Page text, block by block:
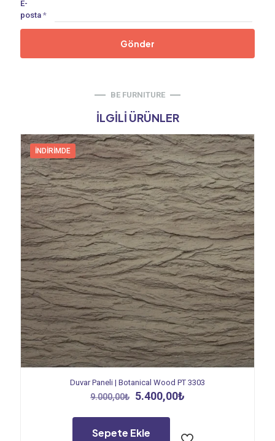
E-
posta *
BE FURNITURE
İLGILI ÜRÜNLER
İNDIRIMDE
Duvar Paneli | Botanical Wood PT 3303
9.000,00₺ Orijinal
9.000,00₺.
5.400,00₺
Sepete Ekle